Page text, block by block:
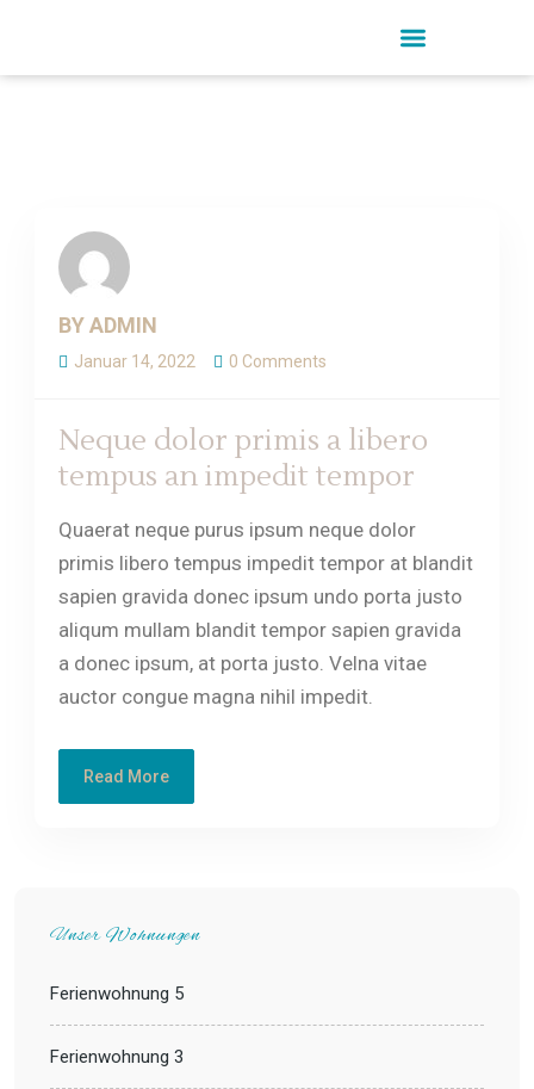
AROMATHERAPY
BY ADMIN
Januar 14, 2022 0 Comments
Neque dolor primis a libero
tempus an impedit tempor
Quaerat neque purus ipsum neque dolor
primis libero tempus impedit tempor at blandit
sapien gravida donec ipsum undo porta justo
aliqum mullam blandit tempor sapien gravida
a donec ipsum, at porta justo. Velna vitae
auctor congue magna nihil impedit.
Read More
Unser Wohnungen
Ferienwohnung 5
Ferienwohnung 3